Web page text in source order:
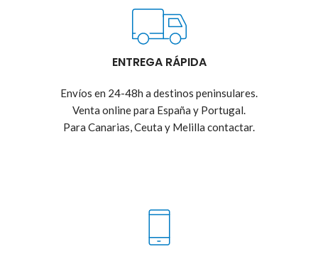
ENTREGA RÁPIDA
Envíos en 24-48h a destinos peninsulares.
Venta online para España y Portugal.
Para Canarias, Ceuta y Melilla contactar.